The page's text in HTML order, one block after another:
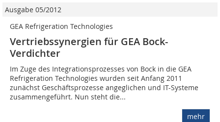
Ausgabe 05/2012
GEA Refrigeration Technologies
Vertriebssynergien für GEA Bock-
Verdichter
Im Zuge des Integrationsprozesses von Bock in die GEA
Refrigeration Technologies wurden seit Anfang 2011
zunächst Geschäftsprozesse angeglichen und IT-Systeme
zusammengeführt. Nun steht die...
mehr